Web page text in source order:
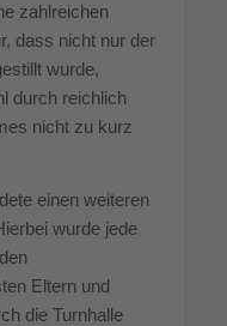
zahlreichen
dass nicht nur der
wurde,
durch reichlich
nicht zu kurz
einen weiteren
wurde jede
Eltern und
die Turnhalle